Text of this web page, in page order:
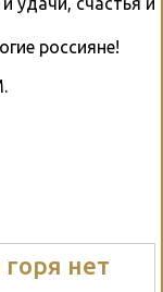
россияне!
нет